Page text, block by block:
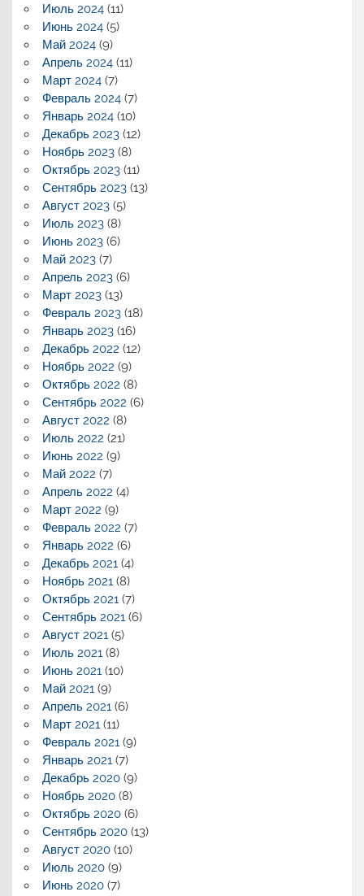
Июль 2024(11)
Июнь 2024(5)
Май 2024(9)
Апрель 2024(11)
Март 2024(7)
Февраль 2024(7)
Январь 2024(10)
Декабрь 2023(12)
Ноябрь 2023(8)
Октябрь 2023(11)
Сентябрь 2023(13)
Август 2023(5)
Июль 2023(8)
Июнь 2023(6)
Май 2023(7)
Апрель 2023(6)
Март 2023(13)
Февраль 2023(18)
Январь 2023(16)
Декабрь 2022 (12)
Ноябрь 2022 (9)
Октябрь 2022 (8)
Сентябрь 2022 (6)
Август 2022 (8)
Июль 2022 (21)
Июнь 2022 (9)
Май 2022 (7)
Апрель 2022 (4)
Март 2022 (9)
Февраль 2022 (7)
Январь 2022 (6)
Декабрь 2021(4)
Ноябрь 2021(8)
Октябрь 2021(7)
Сентябрь 2021(6)
Август 2021(5)
Июль 2021(8)
Июнь 2021(10)
Май 2021(9)
Апрель 2021(6)
Март 2021(11)
Февраль 2021(9)
Январь 2021(7)
Декабрь 2020(9)
Ноябрь 2020(8)
Октябрь 2020(6)
Сентябрь 2020(13)
Август 2020(10)
Июль 2020(9)
Июнь 2020(7)